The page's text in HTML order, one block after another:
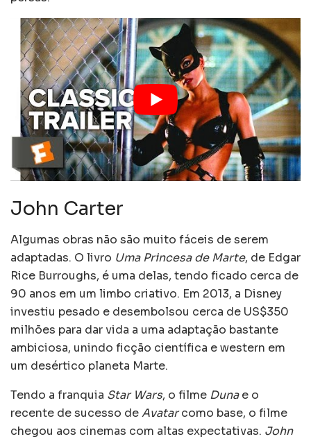
John Carter
Algumas obras não são muito fáceis de serem
adaptadas. O livro Uma Princesa de Marte, de Edgar
Rice Burroughs, é uma delas, tendo ficado cerca de
90 anos em um limbo criativo. Em 2013, a Disney
investiu pesado e desembolsou cerca de US$350
milhões para dar vida a uma adaptação bastante
ambiciosa, unindo ficção científica e western em
um desértico planeta Marte.
Tendo a franquia Star Wars, o filme Dunae o
recente de sucesso deAvatarcomo base, o filme
chegou aos cinemas com altas expectativas. John